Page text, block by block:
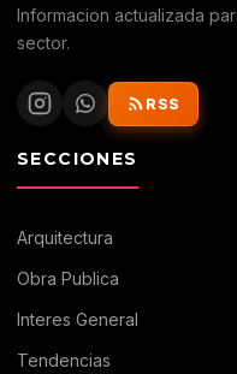
Informacion actualizada
sector.
RSS
SECCIONES
Arquitectura
Obra Publica
Interes General
Tendencias